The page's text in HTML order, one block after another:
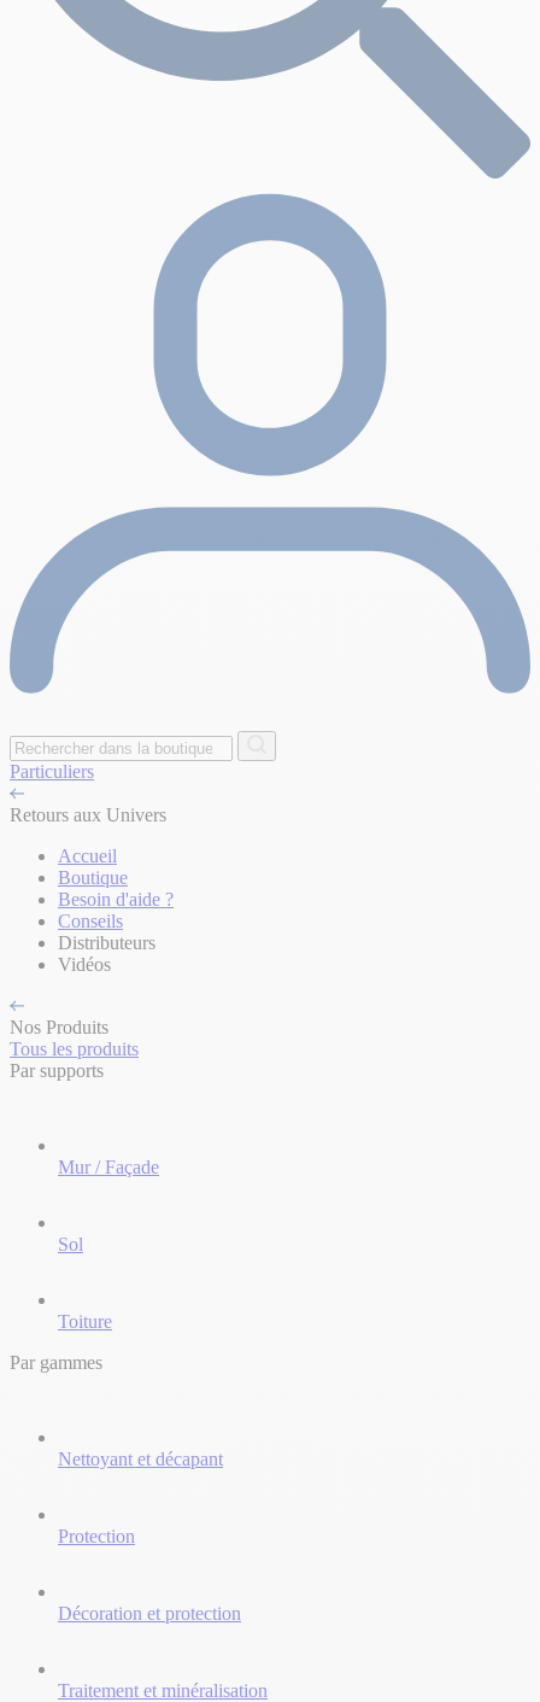
Particuliers
Retours aux Univers
Accueil
Boutique
Besoin d'aide ?
Conseils
Distributeurs
Vidéos
Nos Produits
Tous les produits
Par supports
Mur / Façade
Sol
Toiture
Par gammes
Nettoyant et décapant
Protection
Décoration et protection
Traitement et minéralisation